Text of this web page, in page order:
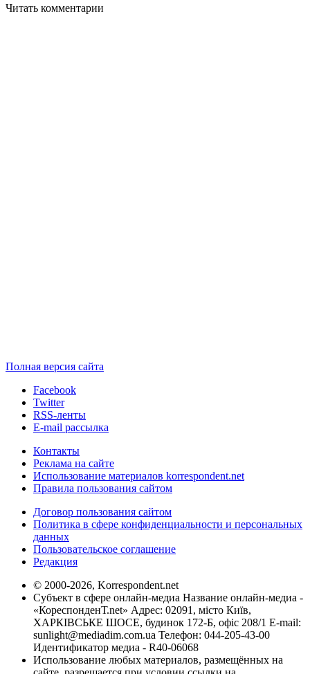
Читать комментарии
Полная версия сайта
Facebook
Twitter
RSS-ленты
E-mail рассылка
Контакты
Реклама на сайте
Использование материалов korrespondent.net
Правила пользования сайтом
Договор пользования сайтом
Политика в сфере конфиденциальности и персональных
данных
Пользовательское соглашение
Редакция
© 2000-2026, Korrespondent.net
Субъект в сфере онлайн-медиа Название онлайн-медиа -
«КореспонденТ.net» Адрес: 02091, місто Київ,
ХАРКІВСЬКЕ ШОСЕ, будинок 172-Б, офіс 208/1 E-mail:
sunlight@mediadim.com.ua Телефон: 044-205-43-00
Идентификатор медиа - R40-06068
Использование любых материалов, размещённых на